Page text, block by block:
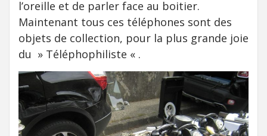
l’oreille et de parler face au boitier.
Maintenant tous ces téléphones sont des
objets de collection, pour la plus grande joie
du » Téléphophiliste « .